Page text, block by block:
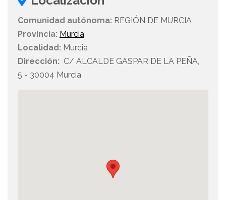
Comunidad autónoma: REGIÓN DE MURCIA
Provincia: Murcia
Localidad: Murcia
Dirección: C/ ALCALDE GASPAR DE LA PEÑA,
5 - 30004 Murcia